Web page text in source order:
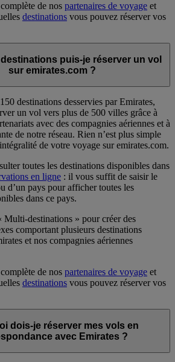
de nos partenaires de voyage et
destinations vous pouvez réserver vos
puis-je réserver un vol
sur emirates.com ?
destinations desservies par Emirates,
un vol vers plus de 500 villes grâce à
avec des compagnies aériennes et à
de notre réseau. Rien n’est plus simple
de votre voyage sur emirates.com.
toutes les destinations disponibles dans
en ligne : il vous suffit de saisir le
d’un pays pour afficher toutes les
dans ce pays.
Multi-destinations » pour créer des
comportant plusieurs destinations
et nos compagnies aériennes
de nos partenaires de voyage et
destinations vous pouvez réserver vos
dois-je réserver mes vols en
avec Emirates ?